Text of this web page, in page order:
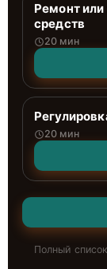
Ремонт
средств
20 мин
20 мин
Полный